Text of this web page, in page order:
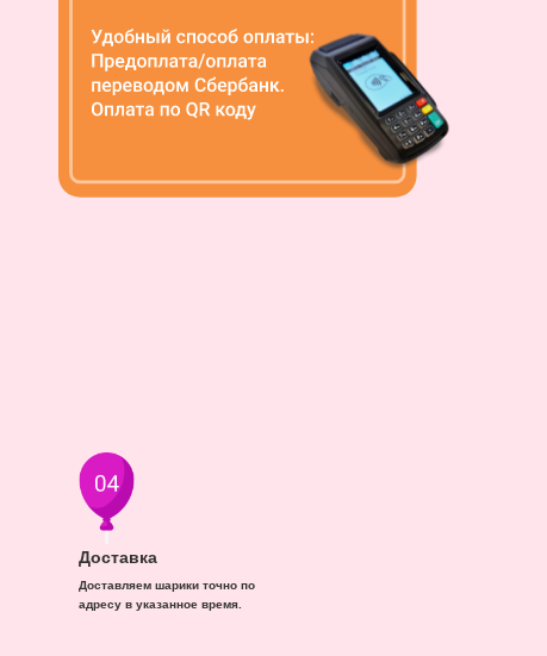
Доставка
Доставляем шарики точно по
адресу в указанное время.